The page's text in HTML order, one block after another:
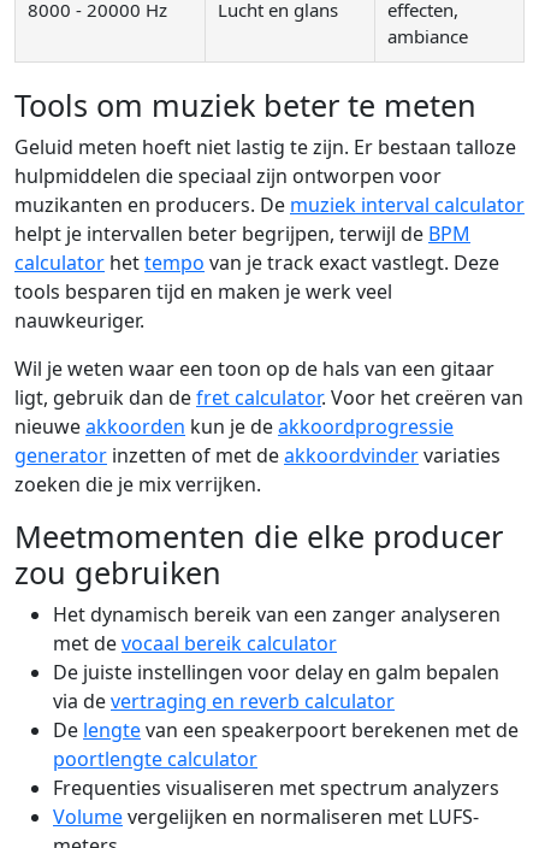
8000 - 20000 Hz Lucht en glans
effecten,
ambiance
Tools om muziek beter te meten
Geluid meten hoeft niet lastig te zijn. Er bestaan talloze
hulpmiddelen die speciaal zijn ontworpen voor
muzikanten en producers. De muziek interval calculator
helpt je intervallen beter begrijpen, terwijl de BPM
calculator hettempo van je track exact vastlegt. Deze
tools besparen tijd en maken je werk veel
nauwkeuriger.
Wil je weten waar een toon op de hals van een gitaar
ligt, gebruik dan defret calculator. Voor het creëren van
nieuweakkoorden kun je deakkoordprogressie
generator inzetten of met deakkoordvindervariaties
zoeken die je mix verrijken.
Meetmomenten die elke producer
zou gebruiken
Het dynamisch bereik van een zanger analyseren
met devocaal bereik calculator
De juiste instellingen voor delay en galm bepalen
via devertraging en reverb calculator
De lengtevan een speakerpoort berekenen met de
poortlengte calculator
Frequenties visualiseren met spectrum analyzers
Volumevergelijken en normaliseren met LUFS-